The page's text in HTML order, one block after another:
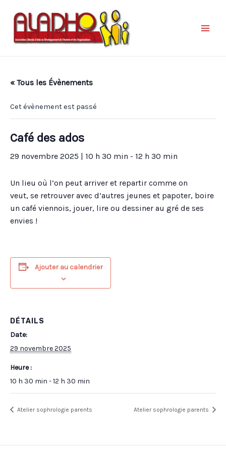
« Tous les Évènements
Cet évènement est passé
Café des ados
29 novembre 2025 | 10 h 30 min - 12 h 30 min
Un lieu où l’on peut arriver et repartir comme on
veut, se retrouver avec d’autres jeunes et papoter, boire
un café viennois, jouer, lire ou dessiner au gré de ses
envies !
Ajouter au calendrier
DÉTAILS
Date:
29 novembre 2025
Heure :
10 h 30 min - 12 h 30 min
Atelier sophrologie parents Atelier sophrologie parents